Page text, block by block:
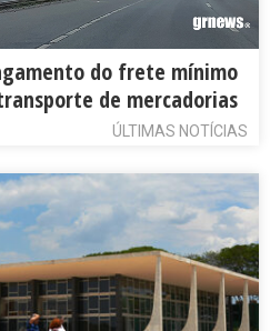
do frete mínimo
de mercadorias
ÚLTIMAS NOTÍCIAS